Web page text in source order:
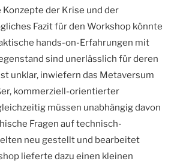
Konzepte der Krise und der
Fazit für den Workshop könnte
hands-on-Erfahrungen mit
sind unerlässlich für deren
unklar, inwiefern das Metaversum
kommerziell-orientierter
müssen unabhängig davon
Fragen auf technisch-
neu gestellt und bearbeitet
lieferte dazu einen kleinen